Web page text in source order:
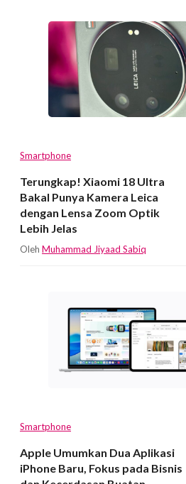
Smartphone
Terungkap! Xiaomi 18 Ultra
Bakal Punya Kamera Leica
dengan Lensa Zoom Optik
Lebih Jelas
Oleh Muhammad Jiyaad Sabiq
Smartphone
Apple Umumkan Dua Aplikasi
iPhone Baru, Fokus pada Bisnis